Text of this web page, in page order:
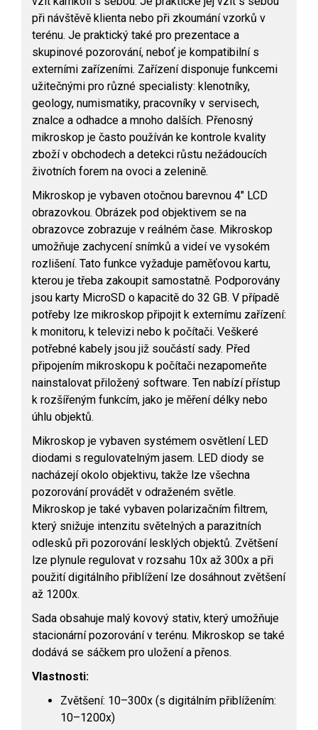
při návštěvě klienta nebo při zkoumání vzorků v
terénu. Je praktický také pro prezentace a
skupinové pozorování, neboť je kompatibilní s
externími zařízeními. Zařízení disponuje funkcemi
užitečnými pro různé specialisty: klenotníky,
geology, numismatiky, pracovníky v servisech,
znalce a odhadce a mnoho dalších. Přenosný
mikroskop je často používán ke kontrole kvality
zboží v obchodech a detekci růstu nežádoucích
životních forem na ovoci a zelenině.
Mikroskop je vybaven otočnou barevnou 4″ LCD
obrazovkou. Obrázek pod objektivem se na
obrazovce zobrazuje v reálném čase. Mikroskop
umožňuje zachycení snímků a videí ve vysokém
rozlišení. Tato funkce vyžaduje paměťovou kartu,
kterou je třeba zakoupit samostatně. Podporovány
jsou karty MicroSD o kapacitě do 32 GB. V případě
potřeby lze mikroskop připojit k externímu zařízení:
k monitoru, k televizi nebo k počítači. Veškeré
potřebné kabely jsou již součástí sady. Před
připojením mikroskopu k počítači nezapomeňte
nainstalovat přiložený software. Ten nabízí přístup
k rozšířeným funkcím, jako je měření délky nebo
úhlu objektů.
Mikroskop je vybaven systémem osvětlení LED
diodami s regulovatelným jasem. LED diody se
nacházejí okolo objektivu, takže lze všechna
pozorování provádět v odraženém světle.
Mikroskop je také vybaven polarizačním filtrem,
který snižuje intenzitu světelných a parazitních
odlesků při pozorování lesklých objektů. Zvětšení
lze plynule regulovat v rozsahu 10x až 300x a při
použití digitálního přiblížení lze dosáhnout zvětšení
až 1200x.
Sada obsahuje malý kovový stativ, který umožňuje
stacionární pozorování v terénu. Mikroskop se také
dodává se sáčkem pro uložení a přenos.
Vlastnosti:
Zvětšení: 10–300x (s digitálním přiblížením:
10–1200x)